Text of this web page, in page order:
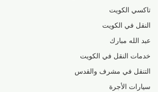
تاكسي الكويت
النقل في الكويت
عبد الله مبارك
خدمات النقل في الكويت
التنقل في مشرف والقدس
سيارات الأجرة